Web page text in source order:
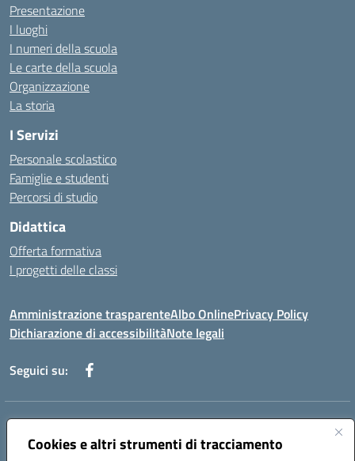
Cookies e altri strumenti di tracciamento
Presentazione
I luoghi
I numeri della scuola
Le carte della scuola
Organizzazione
La storia
I Servizi
Personale scolastico
Famiglie e studenti
Percorsi di studio
Didattica
Offerta formativa
I progetti delle classi
Amministrazione trasparenteAlbo OnlinePrivacy Policy
Dichiarazione di accessibilitàNote legali
Seguici su:
Indirizzo:
Centralino:+39 0965 78 12 60 Email:rcic841003@istruzione.it